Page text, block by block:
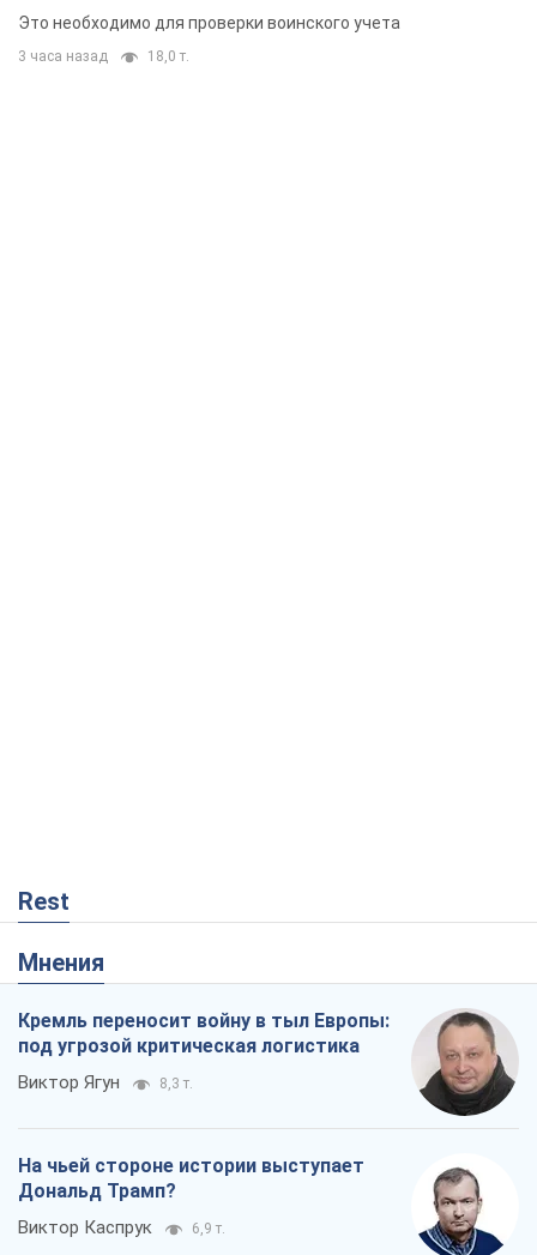
Это необходимо для проверки воинского учета
3 часа назад 18,0 т.
Rest
Мнения
Кремль переносит войну в тыл Европы:
под угрозой критическая логистика
Виктор Ягун 8,3 т.
На чьей стороне истории выступает
Дональд Трамп?
Виктор Каспрук 6,9 т.